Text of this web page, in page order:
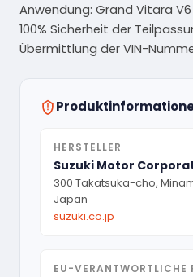
Anwendung: Grand Vitara
100% Sicherheit der
Übermittlung der VIN-
HERSTELLER
Suzuki Motor
300 Takatsuka-cho,
Japan
suzuki.co.jp
EU-VERANTWORTLICHE